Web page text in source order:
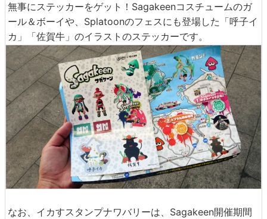
無事にステッカーをゲット！Sagakeenコスチュームのガ
ール＆ボーイや、Splatoonのフェスにも登場した「呼子イ
カ」「佐賀牛」のイラストのステッカーです。
なお、イカすスタンプナワバリーは、Sagakeen開催期間